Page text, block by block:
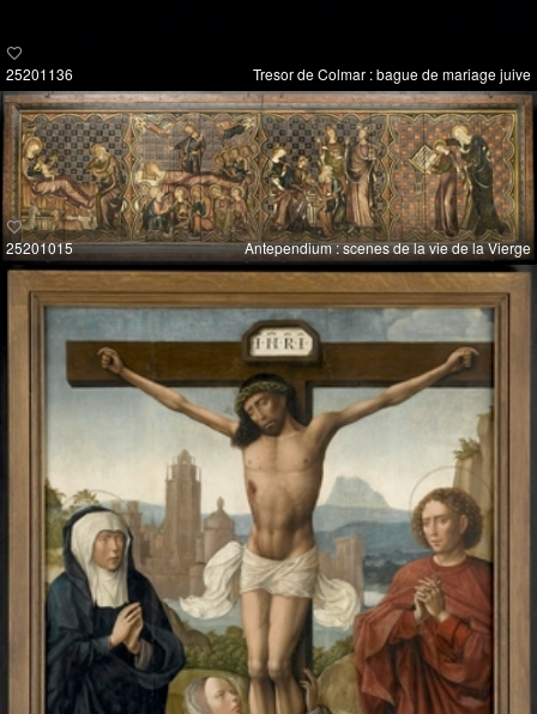
25201136 Tresor de Colmar : bague de mariage juive
25201015 Antependium : scenes de la vie de la Vierge